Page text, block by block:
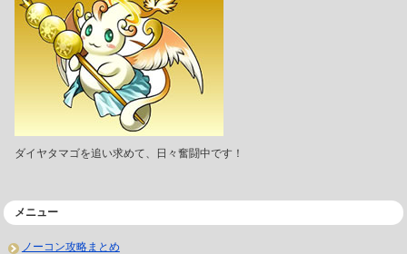
ダイヤタマゴを追い求めて、日々奮闘中です！
メニュー
ノーコン攻略まとめ